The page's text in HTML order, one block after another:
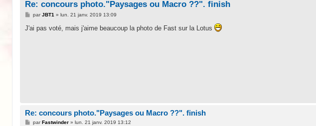
Re: concours photo."Paysages ou Macro ??". finish
M
s
s
parJBT1 »lun. 21 janv. 2019 13:09
J'ai pas voté, mais j'aime beaucoup la photo de Fast sur la Lotus
Re: concours photo."Paysages ou Macro ??". finish
Mpar Fastwinder » lun. 21 janv. 2019 13:12